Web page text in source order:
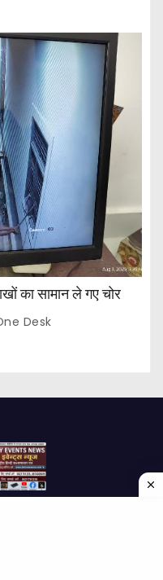
का सामान ले गए चोर
Desk